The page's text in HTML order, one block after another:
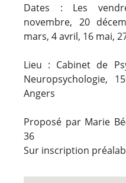
Dates : Les
novembre, 20
mars, 4 avril, 16 mai,
Lieu : Cabinet de
Neuropsychologie,
Angers
Proposé par Marie
36
Sur inscription